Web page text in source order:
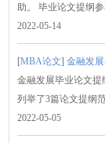
助。 毕业论文提纲参
2022-05-14
[MBA论文]金融发
金融发展毕业论文
列举了3篇论文提纲
2022-05-05